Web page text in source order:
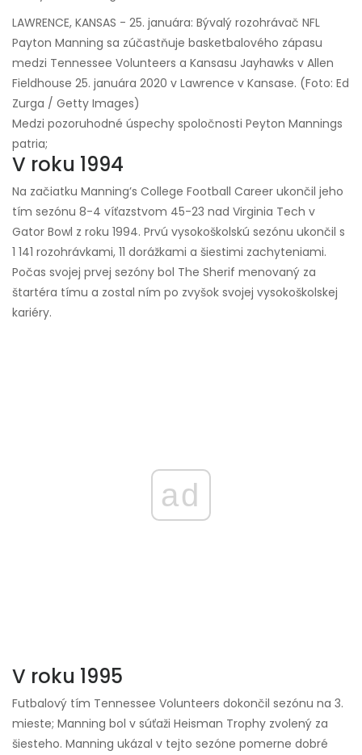
LAWRENCE, KANSAS - 25. januára: Bývalý rozohrávač NFL
Payton Manning sa zúčastňuje basketbalového zápasu
medzi Tennessee Volunteers a Kansasu Jayhawks v Allen
Fieldhouse 25. januára 2020 v Lawrence v Kansase. (Foto: Ed
Zurga / Getty Images)
Medzi pozoruhodné úspechy spoločnosti Peyton Mannings
patria;
V roku 1994
Na začiatku Manning’s College Football Career ukončil jeho
tím sezónu 8-4 víťazstvom 45-23 nad Virginia Tech v
Gator Bowl z roku 1994. Prvú vysokoškolskú sezónu ukončil s
1 141 rozohrávkami, 11 dorážkami a šiestimi zachyteniami.
Počas svojej prvej sezóny bol The Sherif menovaný za
štartéra tímu a zostal ním po zvyšok svojej vysokoškolskej
kariéry.
ad
V roku 1995
Futbalový tím Tennessee Volunteers dokončil sezónu na 3.
mieste; Manning bol v súťaži Heisman Trophy zvolený za
šiesteho. Manning ukázal v tejto sezóne pomerne dobré